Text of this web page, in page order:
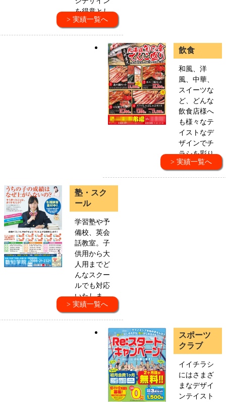
を得意とし
ています。
> 実績一覧へ
飲食
和風、洋
風、中華、
スイーツな
ど、どんな
飲食店様へ
も様々なテ
イストなデ
ザインでチ
ラシを彩り
ます。
> 実績一覧へ
塾・スク
ール
学習塾や予
備校、英会
話教室。子
供用から大
人用までど
んなスクー
ルでも対応
いたしま
す。
> 実績一覧へ
スポーツ
クラブ
イイチラシ
にはさまざ
まなデザイ
ンテイスト